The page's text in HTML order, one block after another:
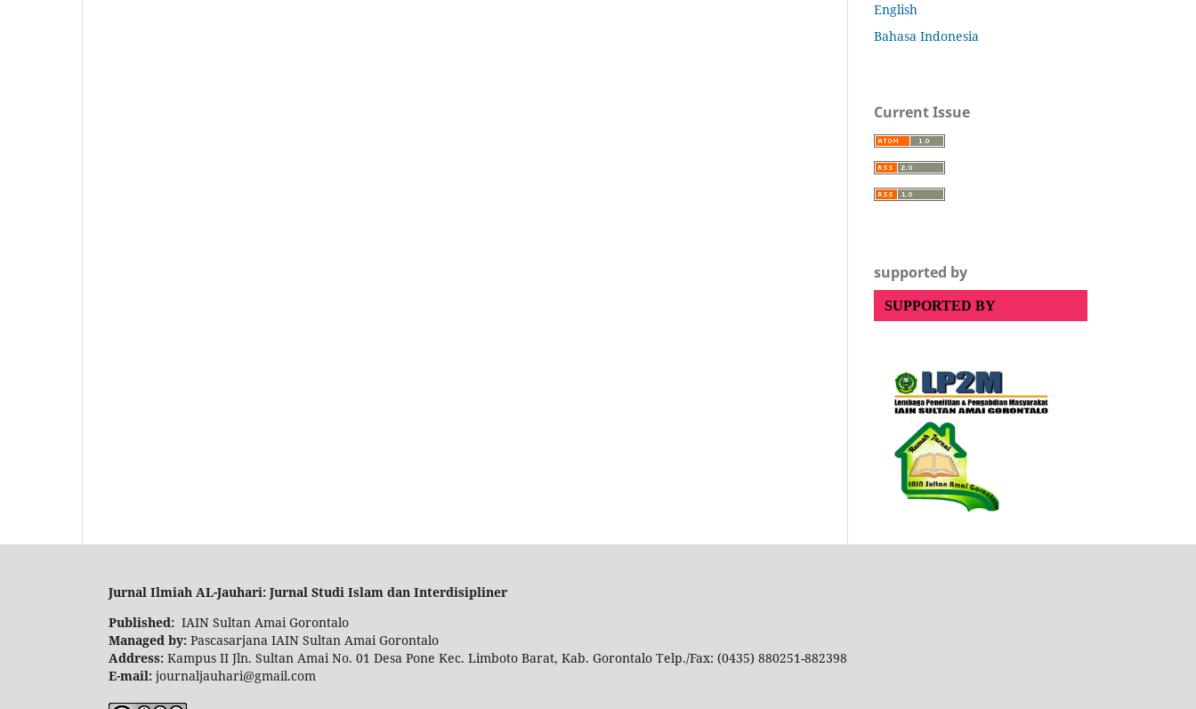
English
Bahasa Indonesia
Current Issue
supported by
SUPPORTED BY
Jurnal Ilmiah AL-Jauhari: Jurnal Studi Islam dan Interdisipliner
Published: IAIN Sultan Amai Gorontalo
Managed by: Pascasarjana IAIN Sultan Amai Gorontalo
Address: Kampus II Jln. Sultan Amai No. 01 Desa Pone Kec. Limboto Barat, Kab. Gorontalo Telp./Fax: (0435) 880251-882398
E-mail: journaljauhari@gmail.com